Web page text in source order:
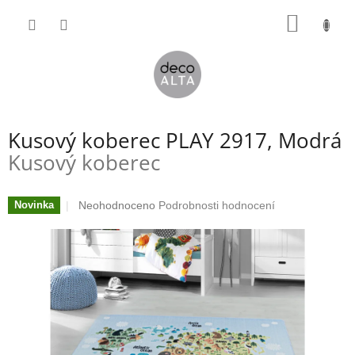
Kusový koberec PLAY 2917, Modrá
Kusový koberec
Novinka
Průměrné
produktu
0,0
z
5
hvězdiček.
Neohodnoceno Podrobnosti hodnocení